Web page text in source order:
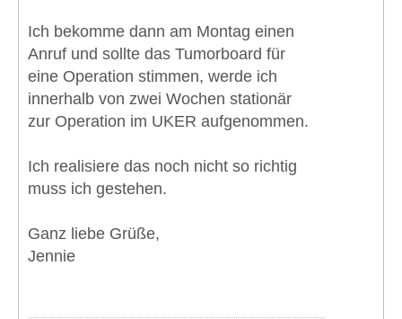
Ich bekomme dann am Montag einen
Anruf und sollte das Tumorboard für
eine Operation stimmen, werde ich
innerhalb von zwei Wochen stationär
zur Operation im UKER aufgenommen.
Ich realisiere das noch nicht so richtig
muss ich gestehen.
Ganz liebe Grüße,
Jennie